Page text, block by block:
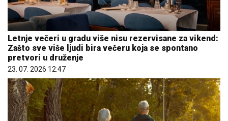
Letnje večeri u gradu više nisu rezervisane za vikend:
Zašto sve više ljudi bira večeru koja se spontano
pretvori u druženje
23. 07. 2026 12:47